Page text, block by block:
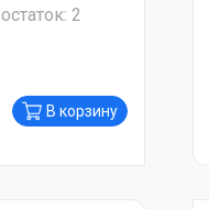
остаток: 2
В корзину